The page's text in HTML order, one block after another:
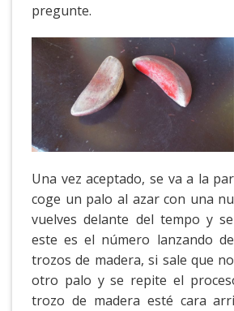
pregunte.
Una vez aceptado, se va a la
coge un palo al azar con una
vuelves delante del tempo y
este es el número lanzando
trozos de madera, si sale que
otro palo y se repite el
trozo de madera esté cara